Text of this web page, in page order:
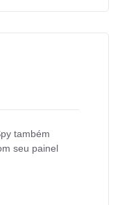
também
seu painel